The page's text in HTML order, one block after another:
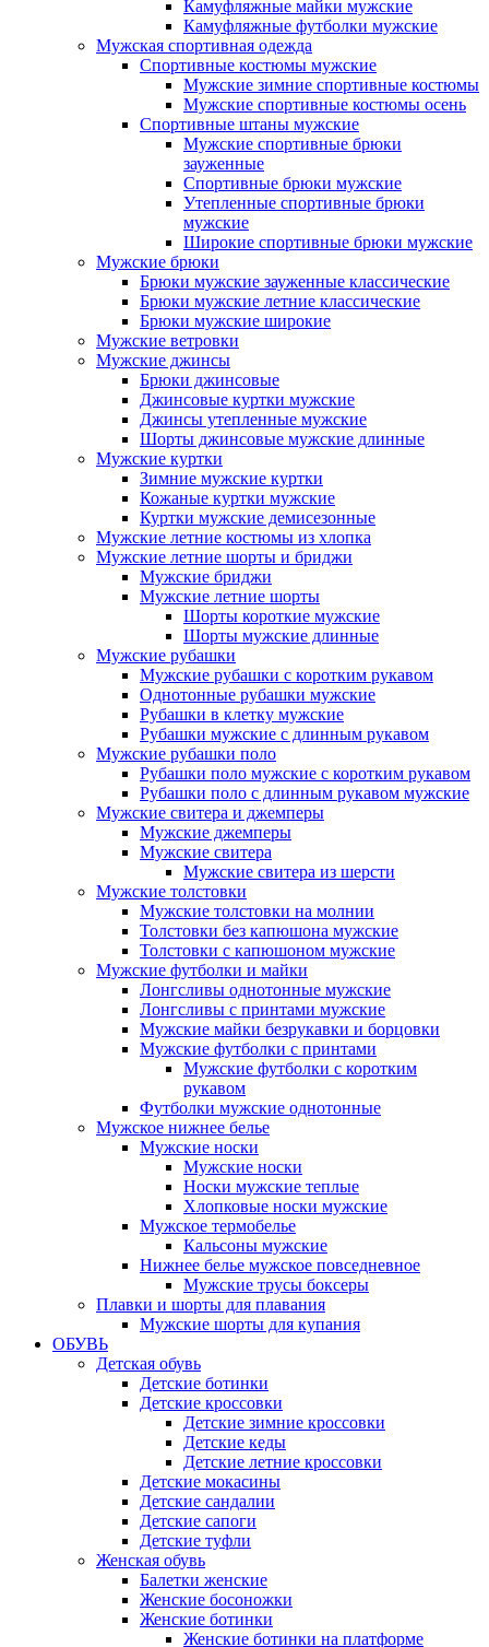
Камуфляжные майки мужские
Камуфляжные футболки мужские
Мужская спортивная одежда
Спортивные костюмы мужские
Мужские зимние спортивные костюмы
Мужские спортивные костюмы осень
Спортивные штаны мужские
Мужские спортивные брюки
зауженные
Спортивные брюки мужские
Утепленные спортивные брюки
мужские
Широкие спортивные брюки мужские
Мужские брюки
Брюки мужские зауженные классические
Брюки мужские летние классические
Брюки мужские широкие
Мужские ветровки
Мужские джинсы
Брюки джинсовые
Джинсовые куртки мужские
Джинсы утепленные мужские
Шорты джинсовые мужские длинные
Мужские куртки
Зимние мужские куртки
Кожаные куртки мужские
Куртки мужские демисезонные
Мужские летние костюмы из хлопка
Мужские летние шорты и бриджи
Мужские бриджи
Мужские летние шорты
Шорты короткие мужские
Шорты мужские длинные
Мужские рубашки
Мужские рубашки с коротким рукавом
Однотонные рубашки мужские
Рубашки в клетку мужские
Рубашки мужские с длинным рукавом
Мужские рубашки поло
Рубашки поло мужские с коротким рукавом
Рубашки поло с длинным рукавом мужские
Мужские свитера и джемперы
Мужские джемперы
Мужские свитера
Мужские свитера из шерсти
Мужские толстовки
Мужские толстовки на молнии
Толстовки без капюшона мужские
Толстовки с капюшоном мужские
Мужские футболки и майки
Лонгсливы однотонные мужские
Лонгсливы с принтами мужские
Мужские майки безрукавки и борцовки
Мужские футболки с принтами
Мужские футболки с коротким
рукавом
Футболки мужские однотонные
Мужское нижнее белье
Мужские носки
Мужские носки
Носки мужские теплые
Хлопковые носки мужские
Мужское термобелье
Кальсоны мужские
Нижнее белье мужское повседневное
Мужские трусы боксеры
Плавки и шорты для плавания
Мужские шорты для купания
ОБУВЬ
Детская обувь
Детские ботинки
Детские кроссовки
Детские зимние кроссовки
Детские кеды
Детские летние кроссовки
Детские мокасины
Детские сандалии
Детские сапоги
Детские туфли
Женская обувь
Балетки женские
Женские босоножки
Женские ботинки
Женские ботинки на платформе